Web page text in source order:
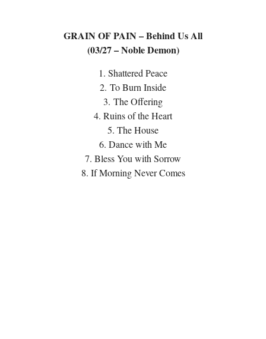
GRAIN OF PAIN – Behind Us All
(03/27 – Noble Demon)
1. Shattered Peace
2. To Burn Inside
3. The Offering
4. Ruins of the Heart
5. The House
6. Dance with Me
7. Bless You with Sorrow
8. If Morning Never Comes